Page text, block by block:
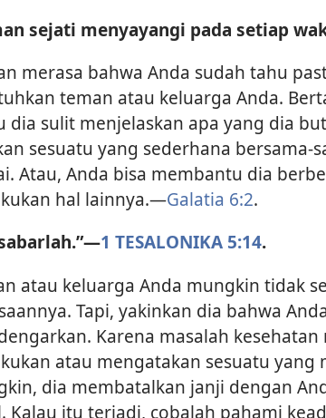
sejati menyayangi pada setiap
merasa bahwa Anda sudah tahu
teman atau keluarga Anda.
dia sulit menjelaskan apa yang dia
sesuatu yang sederhana bersama-
Atau, Anda bisa membantu dia
hal lainnya.​—Galatia 6:2.
1 TESALONIKA 5:14.
atau keluarga Anda mungkin tidak
Tapi, yakinkan dia bahwa
Karena masalah
atau mengatakan sesuatu yang
dia membatalkan janji dengan
Kalau itu terjadi, cobalah pahami